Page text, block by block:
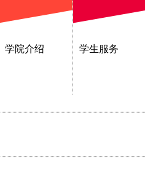
学院介绍 学生服务